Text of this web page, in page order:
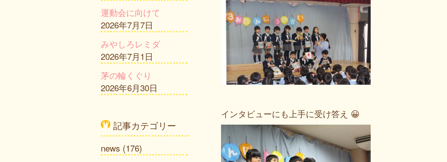
インタビューにも上手に受け答え 😀
運動会に向けて
2026年7月7日
みやしろレミダ
2026年7月1日
茅の輪くぐり
2026年6月30日
記事カテゴリー
news (176)